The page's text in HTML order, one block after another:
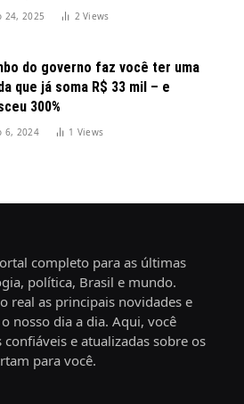
24, 2025 2Views
do governo faz você ter uma
que já soma R$ 33 mil – e
300%
6, 2024 1 Views
completo para as últimas
política, Brasil e mundo.
real as principais novidades e
nosso dia a dia. Aqui, você
e atualizadas sobre os
para você.